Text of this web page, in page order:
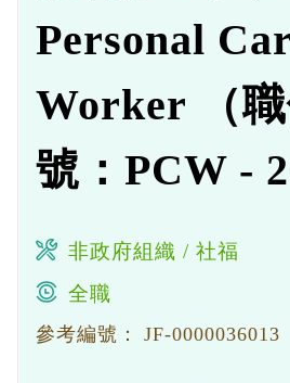
Personal
Worker （
號：PCW -
非政府組織 / 社福
全職
參考編號： JF-0000036013